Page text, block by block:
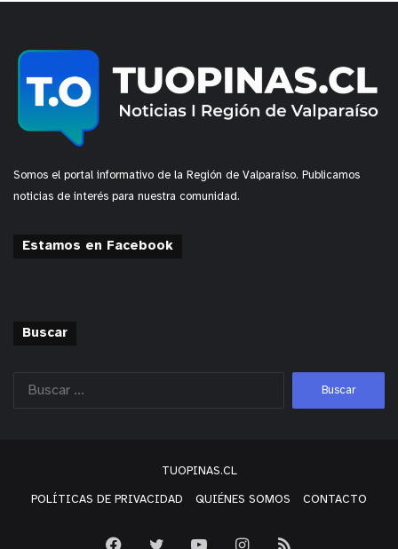
Somos el portal informativo de la Región de Valparaíso. Publicamos
noticias de interés para nuestra comunidad.
Estamos en Facebook
Buscar
TUOPINAS.CL
POLÍTICAS DE PRIVACIDAD QUIÉNES SOMOS CONTACTO